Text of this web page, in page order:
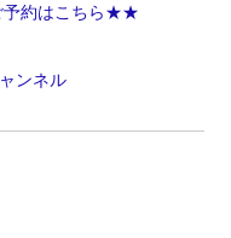
予約はこちら★★
ンネル